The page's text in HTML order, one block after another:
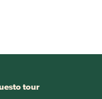
tour